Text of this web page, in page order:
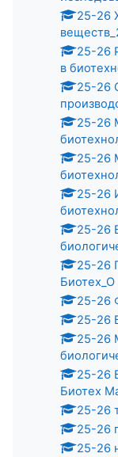
25-26
25-26
в
25-26
25-26
25-26
25-26
25-26
25-26
Биотех_О
25-26
25-26
25-26
25-26
Биотех
25-26
25-26
25-26